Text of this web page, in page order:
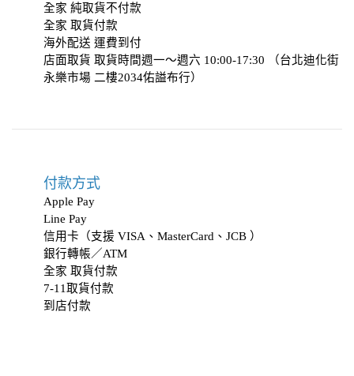
全家 純取貨不付款
全家 取貨付款
海外配送 運費到付
店面取貨 取貨時間週一～週六 10:00-17:30 （台北迪化街
永樂市場 二樓2034佑謚布行）
付款方式
Apple Pay
Line Pay
信用卡（支援 VISA、MasterCard、JCB ）
銀行轉帳／ATM
全家 取貨付款
7-11取貨付款
到店付款